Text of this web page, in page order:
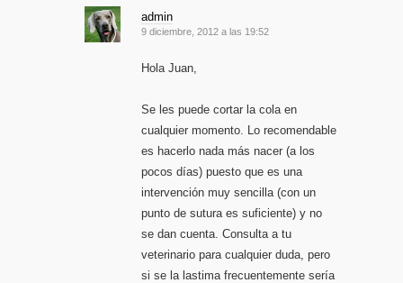
admin
9 diciembre, 2012 a las 19:52
Hola Juan,
Se les puede cortar la cola en
cualquier momento. Lo recomendable
es hacerlo nada más nacer (a los
pocos días) puesto que es una
intervención muy sencilla (con un
punto de sutura es suficiente) y no
se dan cuenta. Consulta a tu
veterinario para cualquier duda, pero
si se la lastima frecuentemente sería